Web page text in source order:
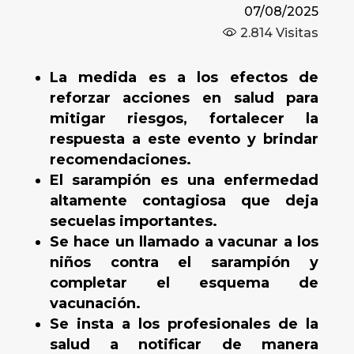
07/08/2025
2.814 Visitas
La medida es a los efectos de
reforzar acciones en salud para
mitigar riesgos, fortalecer la
respuesta a este evento y brindar
recomendaciones.
El sarampión es una enfermedad
altamente contagiosa que deja
secuelas importantes.
Se hace un llamado a vacunar a los
niños contra el sarampión y
completar el esquema de
vacunación.
Se insta a los profesionales de la
salud a notificar de manera